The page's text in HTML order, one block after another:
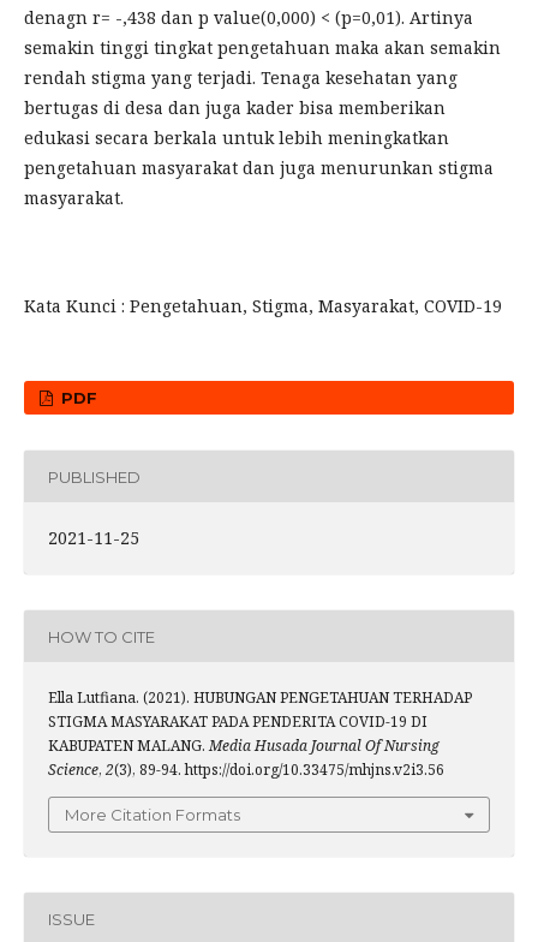
denagn r= -,438 dan p value(0,000) < (p=0,01). Artinya
semakin tinggi tingkat pengetahuan maka akan semakin
rendah stigma yang terjadi. Tenaga kesehatan yang
bertugas di desa dan juga kader bisa memberikan
edukasi secara berkala untuk lebih meningkatkan
pengetahuan masyarakat dan juga menurunkan stigma
masyarakat.
Kata Kunci : Pengetahuan, Stigma, Masyarakat, COVID-19
PDF
PUBLISHED
2021-11-25
HOW TO CITE
Ella Lutfiana. (2021). HUBUNGAN PENGETAHUAN TERHADAP
STIGMA MASYARAKAT PADA PENDERITA COVID-19 DI
KABUPATEN MALANG.Media Husada Journal Of Nursing
Science, 2(3), 89-94. https://doi.org/10.33475/mhjns.v2i3.56
More Citation Formats
ISSUE